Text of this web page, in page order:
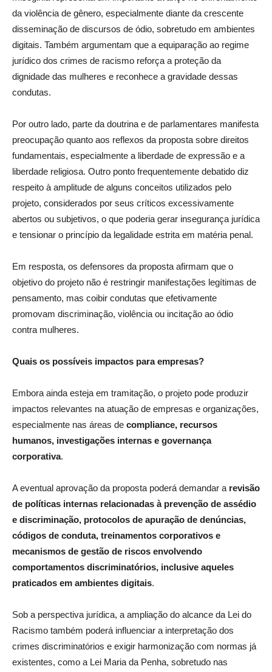
da violência de gênero, especialmente diante da crescente
disseminação de discursos de ódio, sobretudo em ambientes
digitais. Também argumentam que a equiparação ao regime
jurídico dos crimes de racismo reforça a proteção da
dignidade das mulheres e reconhece a gravidade dessas
condutas.
Por outro lado, parte da doutrina e de parlamentares manifesta
preocupação quanto aos reflexos da proposta sobre direitos
fundamentais, especialmente a liberdade de expressão e a
liberdade religiosa. Outro ponto frequentemente debatido diz
respeito à amplitude de alguns conceitos utilizados pelo
projeto, considerados por seus críticos excessivamente
abertos ou subjetivos, o que poderia gerar insegurança jurídica
e tensionar o princípio da legalidade estrita em matéria penal.
Em resposta, os defensores da proposta afirmam que o
objetivo do projeto não é restringir manifestações legítimas de
pensamento, mas coibir condutas que efetivamente
promovam discriminação, violência ou incitação ao ódio
contra mulheres.
Quais os possíveis impactos para empresas?
Embora ainda esteja em tramitação, o projeto pode produzir
impactos relevantes na atuação de empresas e organizações,
especialmente nas áreas de compliance, recursos
humanos, investigações internas e governança
corporativa.
A eventual aprovação da proposta poderá demandar a revisão
de políticas internas relacionadas à prevenção de assédio
e discriminação, protocolos de apuração de denúncias,
códigos de conduta, treinamentos corporativos e
mecanismos de gestão de riscos envolvendo
comportamentos discriminatórios, inclusive aqueles
praticados em ambientes digitais.
Sob a perspectiva jurídica, a ampliação do alcance da Lei do
Racismo também poderá influenciar a interpretação dos
crimes discriminatórios e exigir harmonização com normas já
existentes, como a Lei Maria da Penha, sobretudo nas